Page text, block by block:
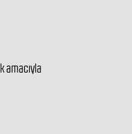
amacıyla